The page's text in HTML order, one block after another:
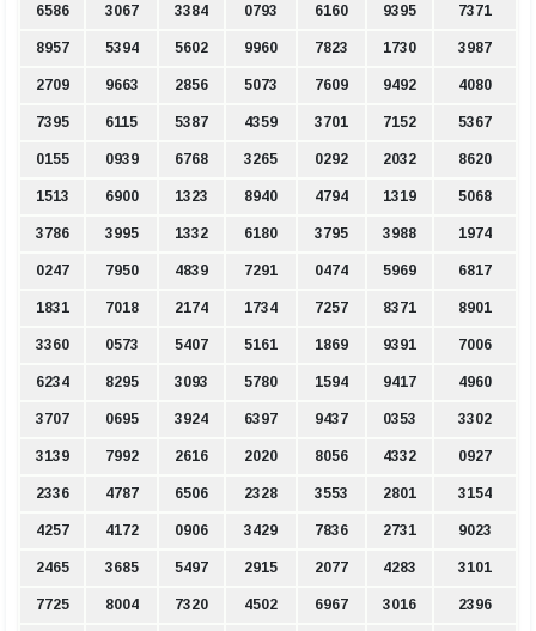
6586 3067 3384 0793 6160 9395 7371
8957 5394 5602 9960 7823 1730 3987
2709 9663 2856 5073 7609 9492 4080
7395 6115 5387 4359 3701 7152 5367
0155 0939 6768 3265 0292 2032 8620
1513 6900 1323 8940 4794 1319 5068
3786 3995 1332 6180 3795 3988 1974
0247 7950 4839 7291 0474 5969 6817
1831 7018 2174 1734 7257 8371 8901
3360 0573 5407 5161 1869 9391 7006
6234 8295 3093 5780 1594 9417 4960
3707 0695 3924 6397 9437 0353 3302
3139 7992 2616 2020 8056 4332 0927
2336 4787 6506 2328 3553 2801 3154
4257 4172 0906 3429 7836 2731 9023
2465 3685 5497 2915 2077 4283 3101
7725 8004 7320 4502 6967 3016 2396